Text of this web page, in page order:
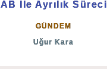
AB İle Ayrılık Süreci
GÜNDEM
Uğur Kara